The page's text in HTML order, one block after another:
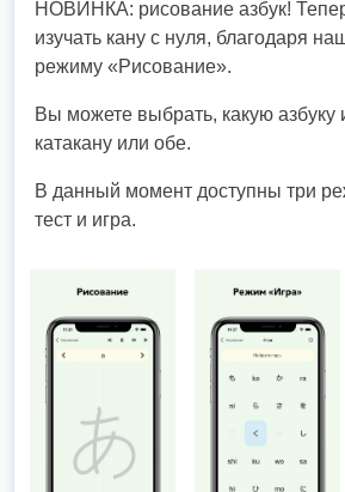
НОВИНКА: рисование азбук!
изучать кану с нуля, благодаря
режиму «Рисование».
Вы можете выбрать, какую азбуку
катакану или обе.
В данный момент доступны три
тест и игра.